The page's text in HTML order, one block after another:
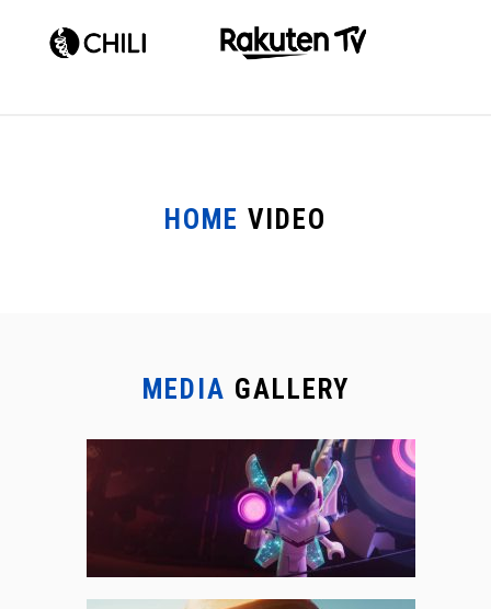
HOME VIDEO
MEDIA GALLERY